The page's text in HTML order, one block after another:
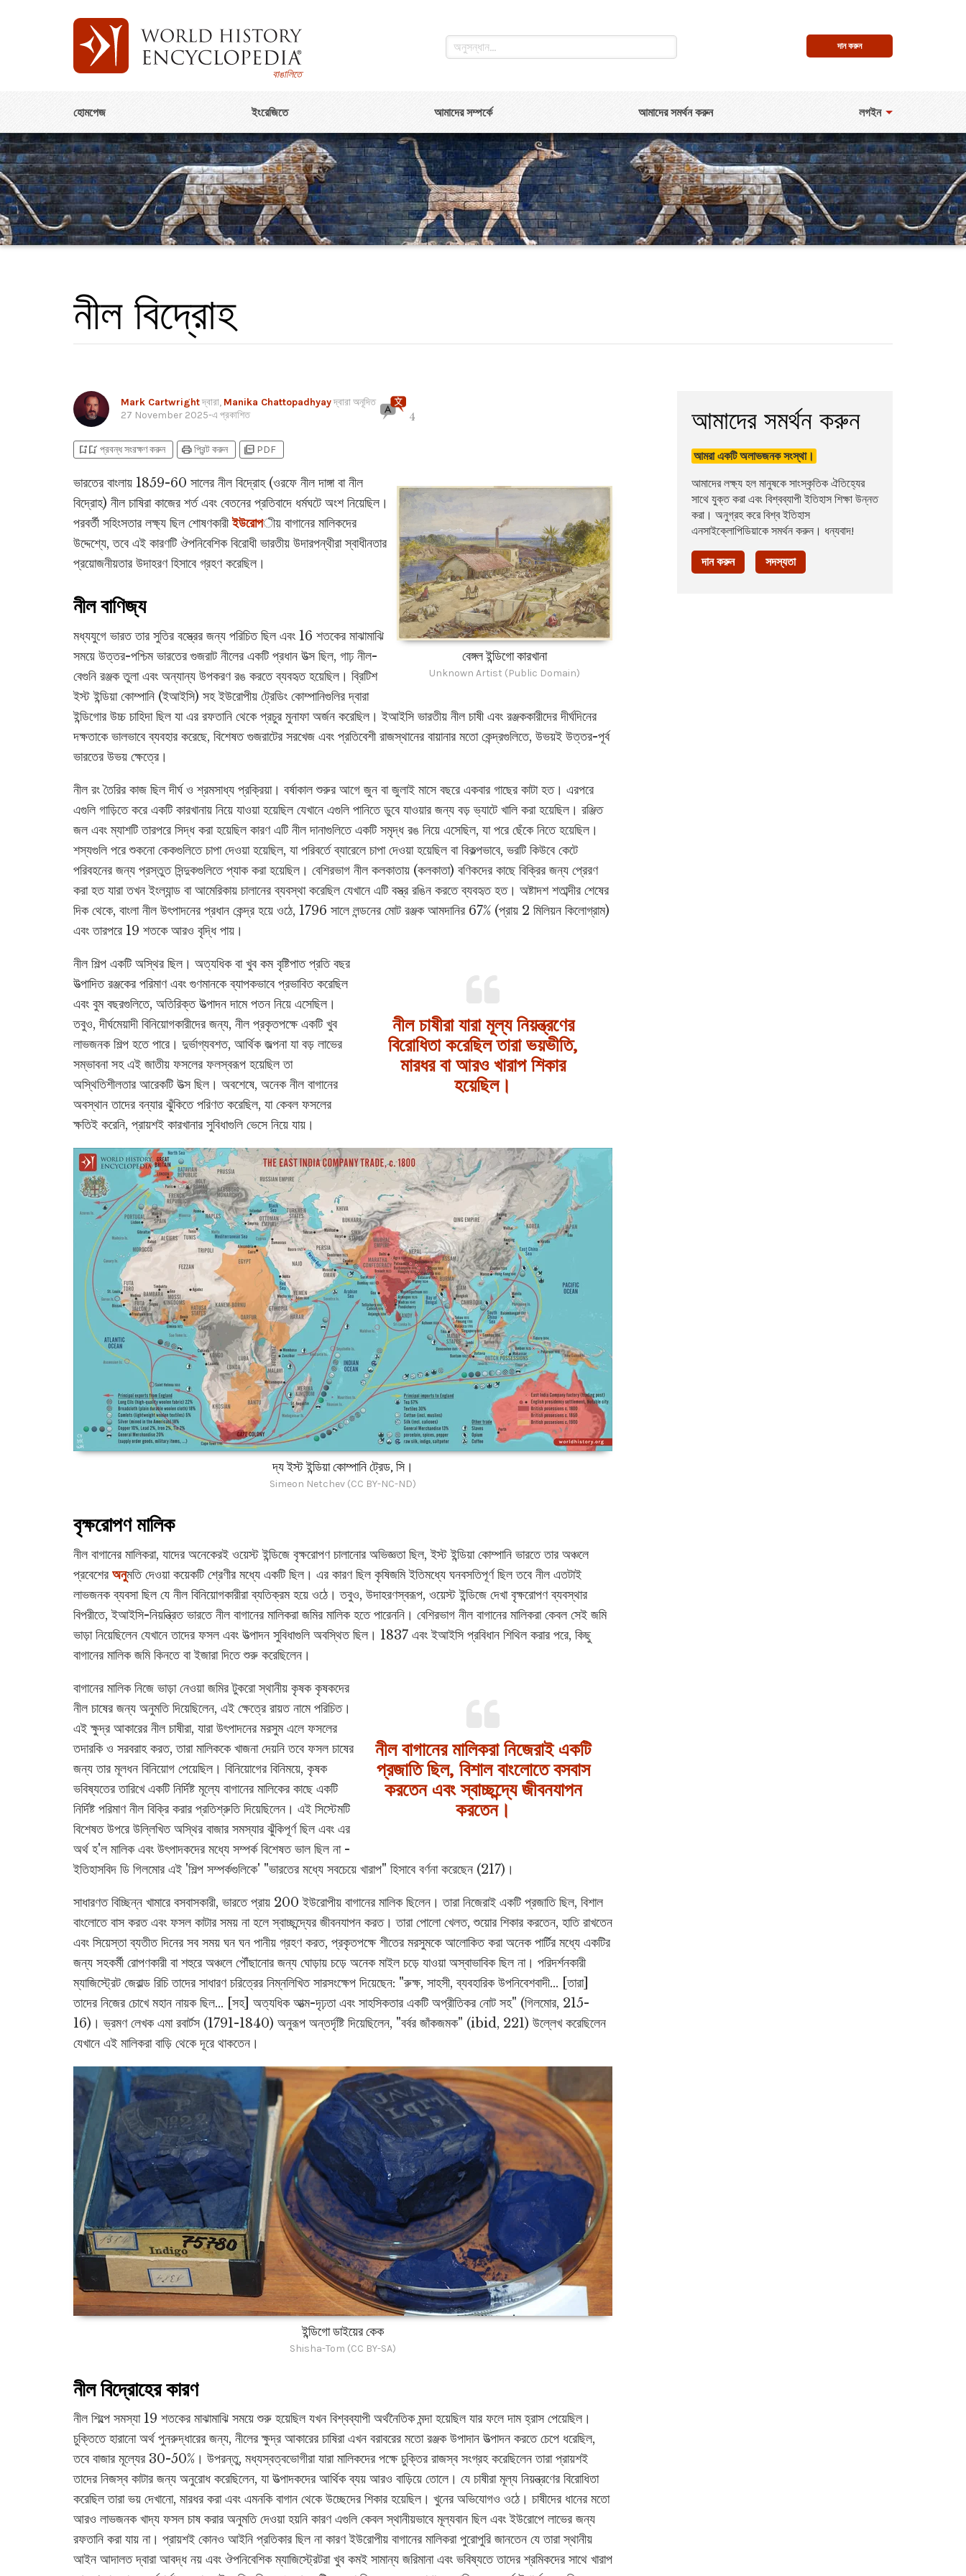
বাঙালিতে
দান করুন
হোমপেজ ইংরেজিতে আমাদের সম্পর্কে আমাদের সমর্থন করুন লগইন
নীল বিদ্রোহ
Mark Cartwrightদ্বারা, Manika Chattopadhyayদ্বারা অনূদিত
27 November 2025-এ প্রকাশিত 4
bookmark_addbookmark_added প্রবন্ধ সংরক্ষণ করুন printপ্রিন্ট করুন picture_as_pdf PDF
বেঙ্গল ইন্ডিগো কারখানা
Unknown Artist (Public Domain)
ভারতের বাংলায় 1859-60 সালের নীল বিদ্রোহ (ওরফে নীল দাঙ্গা বা নীল
বিদ্রোহ) নীল চাষিরা কাজের শর্ত এবং বেতনের প্রতিবাদে ধর্মঘটে অংশ নিয়েছিল।
পরবর্তী সহিংসতার লক্ষ্য ছিল শোষণকারীইউরোপীয় বাগানের মালিকদের
উদ্দেশ্যে, তবে এই কারণটি ঔপনিবেশিক বিরোধী ভারতীয় উদারপন্থীরা স্বাধীনতার
প্রয়োজনীয়তার উদাহরণ হিসাবে গ্রহণ করেছিল।
নীল বাণিজ্য
মধ্যযুগে ভারত তার সুতির বস্ত্রের জন্য পরিচিত ছিল এবং 16 শতকের মাঝামাঝি
সময়ে উত্তর-পশ্চিম ভারতের গুজরাট নীলের একটি প্রধান উত্স ছিল, গাঢ় নীল-
বেগুনি রঞ্জক তুলা এবং অন্যান্য উপকরণ রঙ করতে ব্যবহৃত হয়েছিল। ব্রিটিশ
ইস্ট ইন্ডিয়া কোম্পানি (ইআইসি) সহ ইউরোপীয় ট্রেডিং কোম্পানিগুলির দ্বারা
ইন্ডিগোর উচ্চ চাহিদা ছিল যা এর রফতানি থেকে প্রচুর মুনাফা অর্জন করেছিল। ইআইসি ভারতীয় নীল চাষী এবং রঞ্জককারীদের দীর্ঘদিনের
দক্ষতাকে ভালভাবে ব্যবহার করেছে, বিশেষত গুজরাটের সরখেজ এবং প্রতিবেশী রাজস্থানের বায়ানার মতো কেন্দ্রগুলিতে, উভয়ই উত্তর-পূর্ব
ভারতের উভয় ক্ষেত্রে।
নীল রং তৈরির কাজ ছিল দীর্ঘ ও শ্রমসাধ্য প্রক্রিয়া। বর্ষাকাল শুরুর আগে জুন বা জুলাই মাসে বছরে একবার গাছের কাটা হত। এরপরে
এগুলি গাড়িতে করে একটি কারখানায় নিয়ে যাওয়া হয়েছিল যেখানে এগুলি পানিতে ডুবে যাওয়ার জন্য বড় ভ্যাটে খালি করা হয়েছিল। রঞ্জিত
জল এবং ম্যাশটি তারপরে সিদ্ধ করা হয়েছিল কারণ এটি নীল দানাগুলিতে একটি সমৃদ্ধ রঙ নিয়ে এসেছিল, যা পরে ছেঁকে নিতে হয়েছিল।
শস্যগুলি পরে শুকনো কেকগুলিতে চাপা দেওয়া হয়েছিল, যা পরিবর্তে ব্যারেলে চাপা দেওয়া হয়েছিল বা বিকল্পভাবে, ভরটি কিউবে কেটে
পরিবহনের জন্য প্রস্তুত সিন্দুকগুলিতে প্যাক করা হয়েছিল। বেশিরভাগ নীল কলকাতায় (কলকাতা) বণিকদের কাছে বিক্রির জন্য প্রেরণ
করা হত যারা তখন ইংল্যান্ড বা আমেরিকায় চালানের ব্যবস্থা করেছিল যেখানে এটি বস্ত্র রঙিন করতে ব্যবহৃত হত। অষ্টাদশ শতাব্দীর শেষের
দিক থেকে, বাংলা নীল উৎপাদনের প্রধান কেন্দ্র হয়ে ওঠে, 1796 সালে লন্ডনের মোট রঞ্জক আমদানির 67% (প্রায় 2 মিলিয়ন কিলোগ্রাম)
এবং তারপরে 19 শতকে আরও বৃদ্ধি পায়।
নীল চাষীরা যারা মূল্য নিয়ন্ত্রণের
বিরোধিতা করেছিলতারাভয়ভীতি,
মারধর বা আরও খারাপ শিকার
হয়েছিল।
নীল শিল্প একটি অস্থির ছিল। অত্যধিক বা খুব কম বৃষ্টিপাত প্রতি বছর
উত্পাদিত রঞ্জকের পরিমাণ এবং গুণমানকে ব্যাপকভাবে প্রভাবিত করেছিল
এবং বুম বছরগুলিতে, অতিরিক্ত উত্পাদন দামে পতন নিয়ে এসেছিল।
তবুও, দীর্ঘমেয়াদী বিনিয়োগকারীদের জন্য, নীল প্রকৃতপক্ষে একটি খুব
লাভজনক শিল্প হতে পারে। দুর্ভাগ্যবশত, আর্থিক জল্পনা যা বড় লাভের
সম্ভাবনা সহ এই জাতীয় ফসলের ফলস্বরূপ হয়েছিল তা
অস্থিতিশীলতার আরেকটি উত্স ছিল। অবশেষে, অনেক নীল বাগানের
অবস্থান তাদের বন্যার ঝুঁকিতে পরিণত করেছিল, যা কেবল ফসলের
ক্ষতিই করেনি, প্রায়শই কারখানার সুবিধাগুলি ভেসে নিয়ে যায়।
দ্য ইস্ট ইন্ডিয়া কোম্পানি ট্রেড, সি।
Simeon Netchev (CC BY-NC-ND)
বৃক্ষরোপণ মালিক
নীল বাগানের মালিকরা, যাদের অনেকেরই ওয়েস্ট ইন্ডিজে বৃক্ষরোপণ চালানোর অভিজ্ঞতা ছিল, ইস্ট ইন্ডিয়া কোম্পানি ভারতে তার অঞ্চলে
প্রবেশের অনুমতি দেওয়া কয়েকটি শ্রেণীর মধ্যে একটি ছিল। এর কারণ ছিল কৃষিজমি ইতিমধ্যে ঘনবসতিপূর্ণ ছিল তবে নীল এতটাই
লাভজনক ব্যবসা ছিল যে নীল বিনিয়োগকারীরা ব্যতিক্রম হয়ে ওঠে। তবুও, উদাহরণস্বরূপ, ওয়েস্ট ইন্ডিজে দেখা বৃক্ষরোপণ ব্যবস্থার
বিপরীতে, ইআইসি-নিয়ন্ত্রিত ভারতে নীল বাগানের মালিকরা জমির মালিক হতে পারেননি। বেশিরভাগ নীল বাগানের মালিকরা কেবল সেই জমি
ভাড়া নিয়েছিলেন যেখানে তাদের ফসল এবং উত্পাদন সুবিধাগুলি অবস্থিত ছিল। 1837 এবং ইআইসি প্রবিধান শিথিল করার পরে, কিছু
বাগানের মালিক জমি কিনতে বা ইজারা দিতে শুরু করেছিলেন।
নীল বাগানের মালিকরা নিজেরাই একটি
প্রজাতি ছিল, বিশাল বাংলোতে বসবাস
করতেন এবং স্বাচ্ছন্দ্যে জীবনযাপন
করতেন।
বাগানের মালিক নিজে ভাড়া নেওয়া জমির টুকরো স্থানীয় কৃষক কৃষকদের
নীল চাষের জন্য অনুমতি দিয়েছিলেন, এই ক্ষেত্রে রায়ত নামে পরিচিত।
এই ক্ষুদ্র আকারের নীল চাষীরা, যারা উৎপাদনের মরসুম এলে ফসলের
তদারকি ও সরবরাহ করত, তারা মালিককে খাজনা দেয়নি তবে ফসল চাষের
জন্য তার মূলধন বিনিয়োগ পেয়েছিল। বিনিয়োগের বিনিময়ে, কৃষক
ভবিষ্যতের তারিখে একটি নির্দিষ্ট মূল্যে বাগানের মালিকের কাছে একটি
নির্দিষ্ট পরিমাণ নীল বিক্রি করার প্রতিশ্রুতি দিয়েছিলেন। এই সিস্টেমটি
বিশেষত উপরে উল্লিখিত অস্থির বাজার সমস্যার ঝুঁকিপূর্ণ ছিল এবং এর
অর্থ হ'ল মালিক এবং উৎপাদকদের মধ্যে সম্পর্ক বিশেষত ভাল ছিল না -
ইতিহাসবিদ ডি গিলমোর এই 'শিল্প সম্পর্কগুলিকে' "ভারতের মধ্যে সবচেয়ে খারাপ" হিসাবে বর্ণনা করেছেন (217)।
সাধারণত বিচ্ছিন্ন খামারে বসবাসকারী, ভারতে প্রায় 200 ইউরোপীয় বাগানের মালিক ছিলেন। তারা নিজেরাই একটি প্রজাতি ছিল, বিশাল
বাংলোতে বাস করত এবং ফসল কাটার সময় না হলে স্বাচ্ছন্দ্যের জীবনযাপন করত। তারা পোলো খেলত, শুয়োর শিকার করতেন, হাতি রাখতেন
এবং সিয়েস্তা ব্যতীত দিনের সব সময় ঘন ঘন পানীয় গ্রহণ করত, প্রকৃতপক্ষে শীতের মরসুমকে আলোকিত করা অনেক পার্টির মধ্যে একটির
জন্য সহকর্মী রোপণকারী বা শহুরে অঞ্চলে পৌঁছানোর জন্য ঘোড়ায় চড়ে অনেক মাইল চড়ে যাওয়া অস্বাভাবিক ছিল না। পরিদর্শনকারী
ম্যাজিস্ট্রেট জেরাল্ড রিচি তাদের সাধারণ চরিত্রের নিম্নলিখিত সারসংক্ষেপ দিয়েছেন: "রুক্ষ, সাহসী, ব্যবহারিক উপনিবেশবাদী... [তারা]
তাদের নিজের চোখে মহান নায়ক ছিল... [সহ] অত্যধিক আত্ম-দৃঢ়তা এবং সাহসিকতার একটি অপ্রীতিকর নোট সহ" (গিলমোর, 215-
16)। ভ্রমণ লেখক এমা রবার্টস (1791-1840) অনুরূপ অন্তর্দৃষ্টি দিয়েছিলেন, "বর্বর জাঁকজমক" (ibid, 221) উল্লেখ করেছিলেন
যেখানে এই মালিকরা বাড়ি থেকে দূরে থাকতেন।
ইন্ডিগো ডাইয়ের কেক
Shisha-Tom (CC BY-SA)
নীল বিদ্রোহের কারণ
নীল শিল্পে সমস্যা 19 শতকের মাঝামাঝি সময়ে শুরু হয়েছিল যখন বিশ্বব্যাপী অর্থনৈতিক মন্দা হয়েছিল যার ফলে দাম হ্রাস পেয়েছিল।
চুক্তিতে হারানো অর্থ পুনরুদ্ধারের জন্য, নীলের ক্ষুদ্র আকারের চাষিরা এখন বরাবরের মতো রঞ্জক উপাদান উত্পাদন করতে চেপে ধরেছিল,
তবে বাজার মূল্যের 30-50%। উপরন্তু, মধ্যস্বত্বভোগীরা যারা মালিকদের পক্ষে চুক্তির রাজস্ব সংগ্রহ করেছিলেন তারা প্রায়শই
তাদের নিজস্ব কাটার জন্য অনুরোধ করেছিলেন, যা উত্পাদকদের আর্থিক ব্যয় আরও বাড়িয়ে তোলে। যে চাষীরা মূল্য নিয়ন্ত্রণের বিরোধিতা
করেছিল তারা ভয় দেখানো, মারধর করা এবং এমনকি বাগান থেকে উচ্ছেদের শিকার হয়েছিল। খুনের অভিযোগও ওঠে। চাষীদের ধানের মতো
আরও লাভজনক খাদ্য ফসল চাষ করার অনুমতি দেওয়া হয়নি কারণ এগুলি কেবল স্থানীয়ভাবে মূল্যবান ছিল এবং ইউরোপে লাভের জন্য
রফতানি করা যায় না। প্রায়শই কোনও আইনি প্রতিকার ছিল না কারণ ইউরোপীয় বাগানের মালিকরা পুরোপুরি জানতেন যে তারা স্থানীয়
আইন আদালত দ্বারা আবদ্ধ নয় এবং ঔপনিবেশিক ম্যাজিস্ট্রেটরা খুব কমই সামান্য জরিমানা এবং ভবিষ্যতে তাদের শ্রমিকদের সাথে খারাপ
আমাদের সমর্থন করুন
আমরা একটি অলাভজনক সংস্থা।
আমাদের লক্ষ্য হল মানুষকে সাংস্কৃতিক ঐতিহ্যের
সাথে যুক্ত করা এবং বিশ্বব্যাপী ইতিহাস শিক্ষা উন্নত
করা। অনুগ্রহ করে বিশ্ব ইতিহাস
এনসাইক্লোপিডিয়াকে সমর্থন করুন। ধন্যবাদ!
দান করুন সদস্যতা